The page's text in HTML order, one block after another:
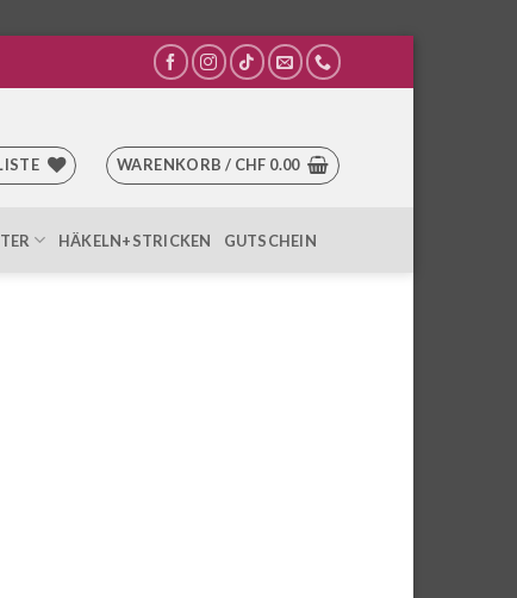
WARENKORB / CHF 0.00
HÄKELN+STRICKEN GUTSCHEIN